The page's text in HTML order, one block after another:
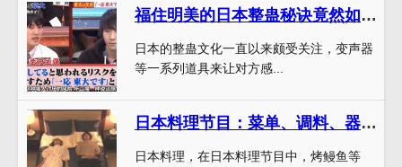
福住明美的日本整蛊秘诀竟然如此简单？
日本的整蛊文化一直以来颇受关注，变声器
等一系列道具来让对方感...
日本料理节目：菜单、调料、器具全谈，细数日本美食的各种小秘密
日本料理，在日本料理节目中，烤鳗鱼等